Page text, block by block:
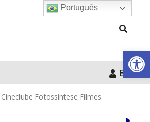
Barra de
Entrar
Cineclube Fotossíntese Filmes
Português